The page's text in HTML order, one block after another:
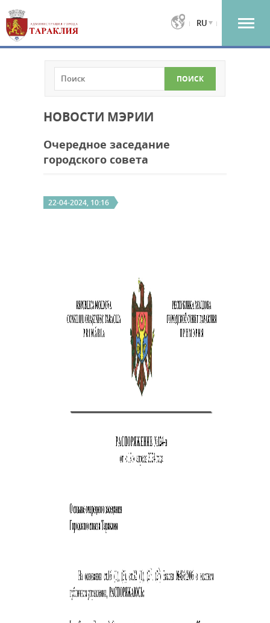
RU
НОВОСТИ МЭРИИ
Очередное заседание
городского совета
22-04-2024, 10:16